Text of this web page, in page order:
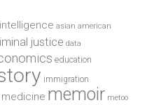
asian american
justice data
education
immigration
medicine memoir metoo